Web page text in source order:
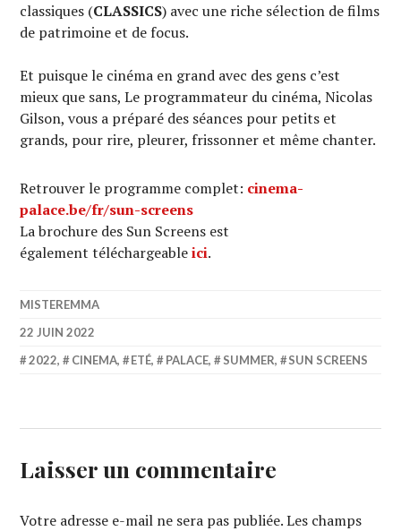
classiques (CLASSICS) avec une riche sélection de films
de patrimoine et de focus.
Et puisque le cinéma en grand avec des gens c’est
mieux que sans, Le programmateur du cinéma, Nicolas
Gilson, vous a préparé des séances pour petits et
grands, pour rire, pleurer, frissonner et même chanter.
Retrouver le programme complet: cinema-
palace.be/fr/sun-screens
La brochure des Sun Screens est
également téléchargeableici.
MISTEREMMA
22 JUIN 2022
2022, CINEMA, ETÉ, PALACE, SUMMER, SUN SCREENS
Laisser un commentaire
Votre adresse e-mail ne sera pas publiée. Les champs